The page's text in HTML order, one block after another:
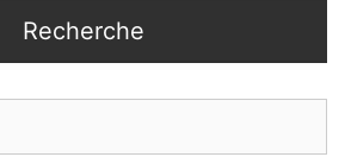
Recherche